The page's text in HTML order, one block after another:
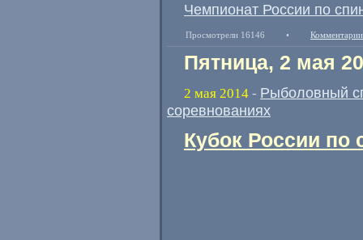
Чемпионат России по
Просмотрели 16146 •
Пятница, 2 мая
2 мая 2014 - Рыболовный
соревнованиях
Кубок России по